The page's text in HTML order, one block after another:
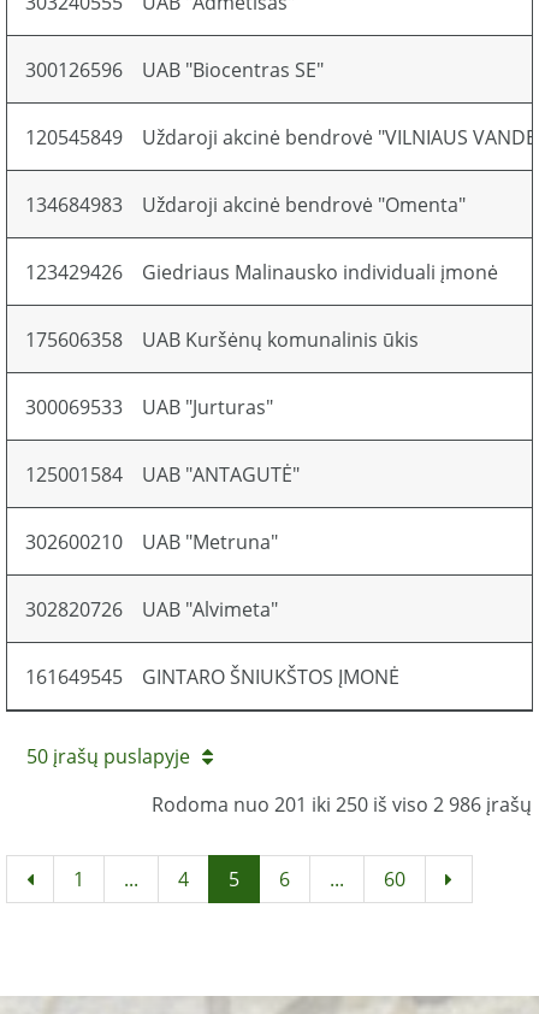
300126596 UAB "Biocentras SE"
120545849 Uždaroji akcinė bendrovė "VILNIAUS
134684983 Uždaroji akcinė bendrovė "Omenta"
123429426 Giedriaus Malinausko individuali įmonė
175606358 UAB Kuršėnų komunalinis ūkis
300069533 UAB "Jurturas"
125001584 UAB "ANTAGUTĖ"
302600210 UAB "Metruna"
302820726 UAB "Alvimeta"
161649545 GINTARO ŠNIUKŠTOS ĮMONĖ
50 įrašų puslapyje
Rodoma nuo 201 iki 250 iš viso 2 986 įrašų
1 ... 4 5 6 ... 60